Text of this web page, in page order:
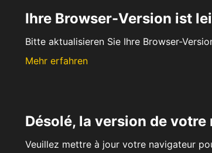
Ihre Browser-Version ist
Bitte aktualisieren Sie Ihre Browser-
Mehr erfahren
Désolé, la version de votre
Veuillez mettre à jour votre navigateur